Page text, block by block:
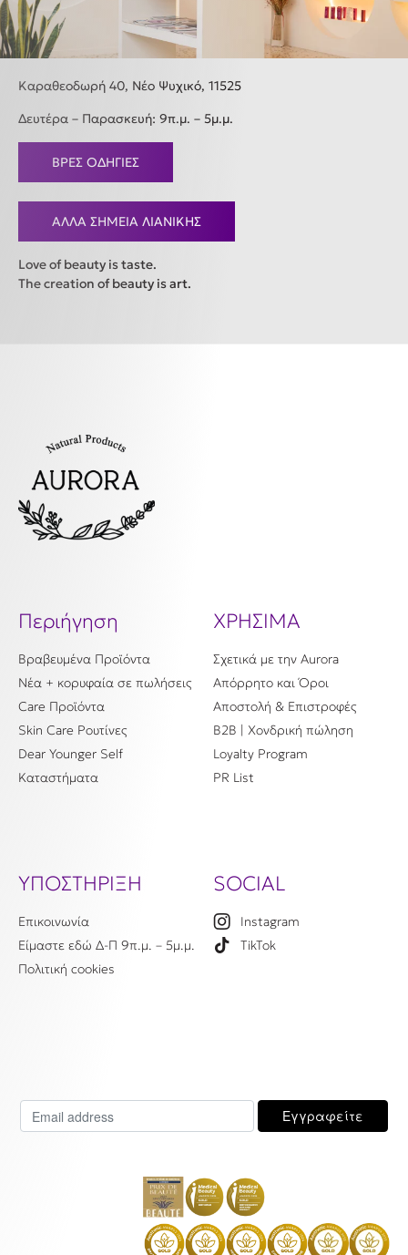
Καραθεοδωρή 40, Νέο Ψυχικό, 11525
Δευτέρα – Παρασκευή: 9π.μ. – 5μ.μ.
ΒΡΕΣ ΟΔΗΓΙΕΣ
ΑΛΛΑ ΣΗΜΕΙΑ ΛΙΑΝΙΚΗΣ
Love of beauty is taste.
The creation of beauty is art.
Περιήγηση
Βραβευμένα Προϊόντα
Νέα + κορυφαία σε πωλήσεις
Care Προϊόντα
Skin Care Ρουτίνες
Dear Younger Self
Καταστήματα
ΧΡΗΣΙΜΑ
Σχετικά με την Aurora
Απόρρητο και Όροι
Αποστολή & Επιστροφές
B2B | Χονδρική πώληση
Loyalty Program
PR List
ΥΠΟΣΤΗΡΙΞΗ
Επικοινωνία
Είμαστε εδώ Δ-Π 9π.μ. – 5μ.μ.
Πολιτική cookies
SOCIAL
Instagram
TikTok